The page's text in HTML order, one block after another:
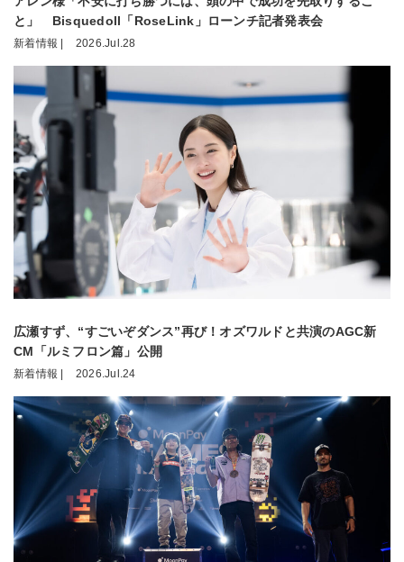
と」 Bisquedoll「RoseLink」ローンチ記者発表会
新着情報 | 2026.Jul.28
広瀬すず、“すごいぞダンス”再び！オズワルドと共演のAGC新
CM「ルミフロン篇」公開
新着情報 | 2026.Jul.24